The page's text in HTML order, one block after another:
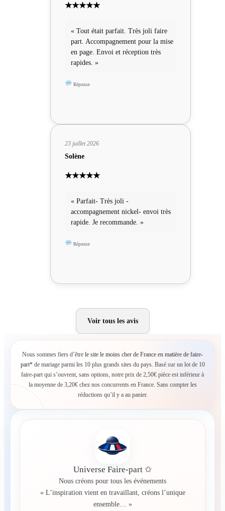
★★★★★
« Tout était parfait. Très joli faire
part. Accompagnement pour la mise
en page. Envoi et réception très
rapides. »
Réponse
23 juillet 2026
Solène
★★★★★
« Parfait- Très joli -
accompagnement nickel- envoi très
rapide. Je recommande. »
Réponse
Voir tous les avis
Nous sommes fiers d’être le site le moins cher de France en matière de faire-
part*de mariage parmi les 10 plus grands sites du pays. Basé sur un lot de 10
faire-part qui s’ouvrent, sans options, notre prix de 2,50€ pièce est inférieur à
la moyenne de 3,20€ chez nos concurrents en France. Sans compter les
réductions qu’il y a au panier.
Universe Faire-part ✩
Nous créons pour tous les événements
« L’inspiration vient en travaillant, créons l’unique
ensemble… »